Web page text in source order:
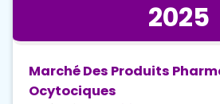
2025
Marché Des Produits
Ocytociques